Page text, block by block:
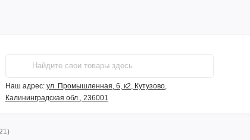
Наш адрес: ул. Промышленная, 6, к2, Кутузово,
Калининградская обл., 236001